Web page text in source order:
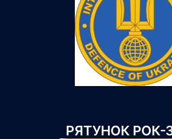
РЯТУНОК РОК-